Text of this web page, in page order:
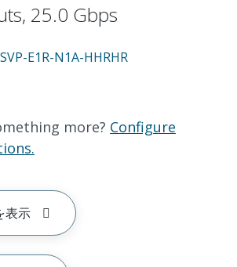
25.0 Gbps
SVP-E1R-N1A-HHRHR
more? Configure
表示